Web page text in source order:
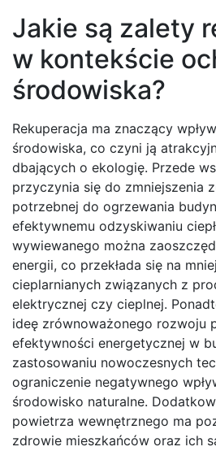
Jakie są zalety
w kontekście
środowiska?
Rekuperacja ma znaczący
środowiska, co czyni ją
dbających o ekologię. Przede
przyczynia się do zmniejszenia
potrzebnej do ogrzewania
efektywnemu odzyskiwaniu
wywiewanego można
energii, co przekłada się na
cieplarnianych związanych z
elektrycznej czy cieplnej.
ideę zrównoważonego rozwoju
efektywności energetycznej w
zastosowaniu nowoczesnych
ograniczenie negatywnego
środowisko naturalne.
powietrza wewnętrznego ma
zdrowie mieszkańców oraz ich